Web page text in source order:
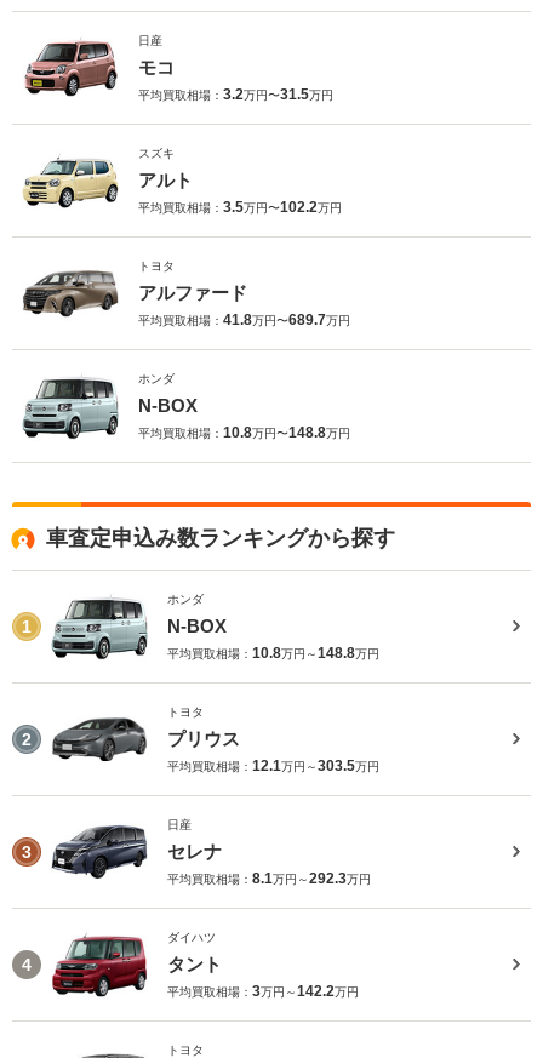
日産
モコ
平均買取相場： 3.2万円〜31.5万円
スズキ
アルト
平均買取相場： 3.5万円〜102.2万円
トヨタ
アルファード
平均買取相場： 41.8万円〜689.7万円
ホンダ
N-BOX
平均買取相場： 10.8万円〜148.8万円
車査定申込み数ランキングから探す
1
ホンダ
N-BOX
平均買取相場： 10.8万円～148.8万円
2
トヨタ
プリウス
平均買取相場： 12.1万円～303.5万円
3
日産
セレナ
平均買取相場： 8.1万円～292.3万円
4
ダイハツ
タント
平均買取相場： 3万円～142.2万円
トヨタ